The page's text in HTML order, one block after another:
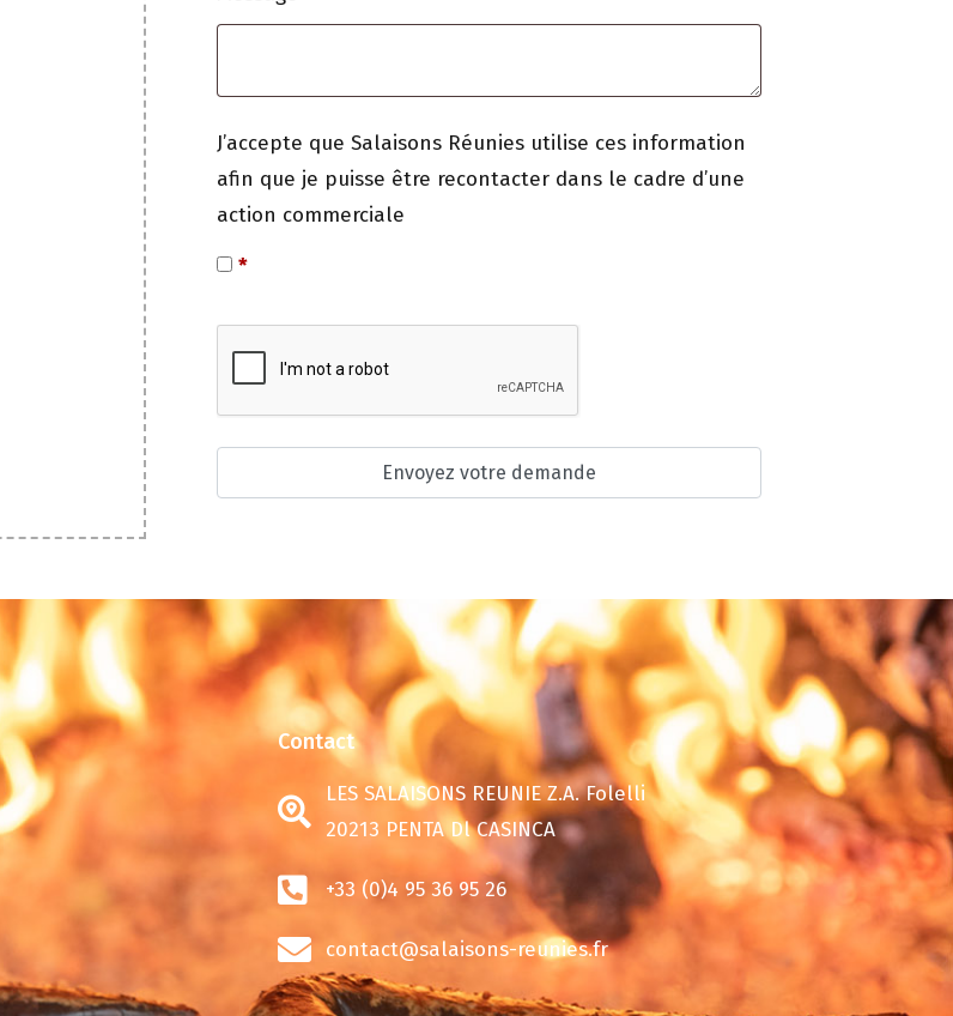
J’accepte que Salaisons Réunies utilise ces information
afin que je puisse être recontacter dans le cadre d’une
action commerciale
*
Contact
LES SALAISONS REUNIE Z.A. Folelli
20213 PENTA Dl CASINCA
+33 (0)4 95 36 95 26
contact@salaisons-reunies.fr